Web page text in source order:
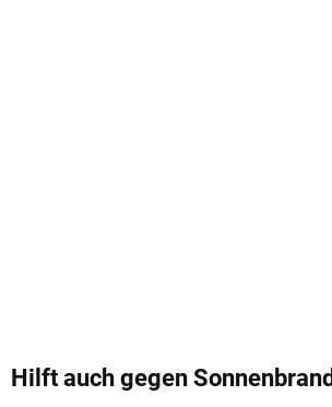
Hilft auch gegen Sonnenbrand